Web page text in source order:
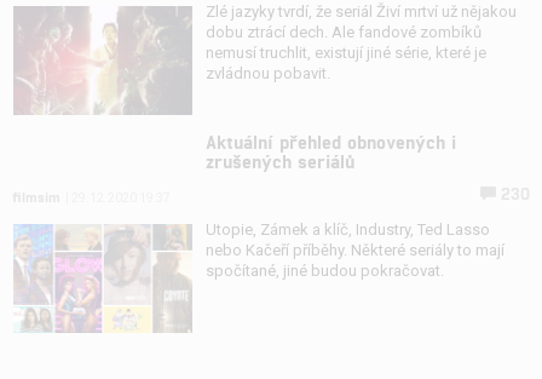
Zlé jazyky tvrdí, že seriál Živí mrtví už nějakou
dobu ztrácí dech. Ale fandové zombíků
nemusí truchlit, existují jiné série, které je
zvládnou pobavit.
Aktuální přehled obnovených i
zrušených seriálů
Utopie, Zámek a klíč, Industry, Ted Lasso
nebo Kačeří příběhy. Některé seriály to mají
spočítané, jiné budou pokračovat.